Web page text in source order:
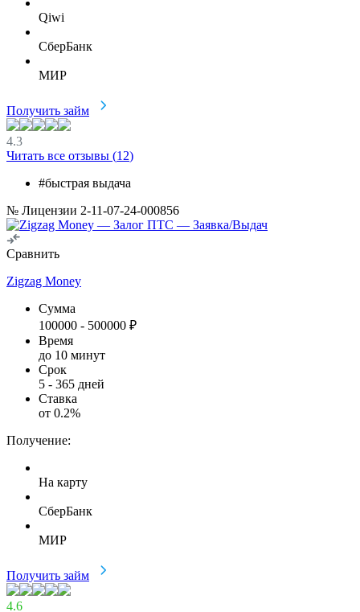
Qiwi
СберБанк
МИР
Получить займ
4.3
Читать все отзывы (12)
#быстрая выдача
№ Лицензии 2-11-07-24-000856
Сравнить
Zigzag Money
Сумма
100000 - 500000 ₽
Время
до 10 минут
Срок
5 - 365 дней
Ставка
от 0.2%
Получение:
На карту
СберБанк
МИР
Получить займ
4.6